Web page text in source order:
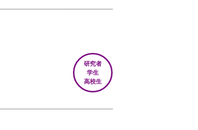
研究者
学生
高校生